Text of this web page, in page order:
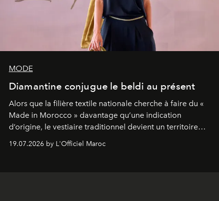
MODE
Diamantine conjugue le beldi au présent
Alors que la filière textile nationale cherche à faire du «
Made in Morocco » davantage qu’une indication
d’origine, le vestiaire traditionnel devient un territoire
d’expérimentation. Avec Néo Beldi, Diamantine en
révise les proportions et les usages pour l’inscrire dans
19.07.2026 by L'Officiel Maroc